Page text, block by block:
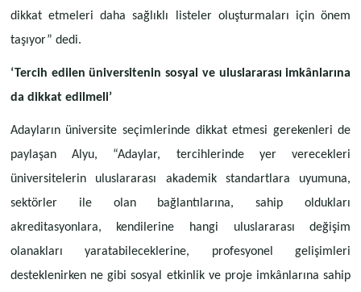
dikkat etmeleri daha sağlıklı listeler oluşturmaları için önem
taşıyor” dedi.
‘Tercih edilen üniversitenin sosyal ve uluslararası imkânlarına
da dikkat edilmeli’
Adayların üniversite seçimlerinde dikkat etmesi gerekenleri de
paylaşan Alyu, “Adaylar, tercihlerinde yer verecekleri
üniversitelerin uluslararası akademik standartlara uyumuna,
sektörler ile olan bağlantılarına, sahip oldukları
akreditasyonlara, kendilerine hangi uluslararası değişim
olanakları yaratabileceklerine, profesyonel gelişimleri
desteklenirken ne gibi sosyal etkinlik ve proje imkânlarına sahip